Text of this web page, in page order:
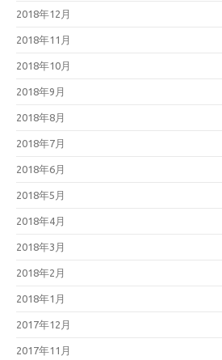
2018年12月
2018年11月
2018年10月
2018年9月
2018年8月
2018年7月
2018年6月
2018年5月
2018年4月
2018年3月
2018年2月
2018年1月
2017年12月
2017年11月